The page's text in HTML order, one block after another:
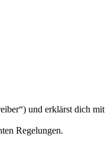
und erklärst dich mit
Regelungen.